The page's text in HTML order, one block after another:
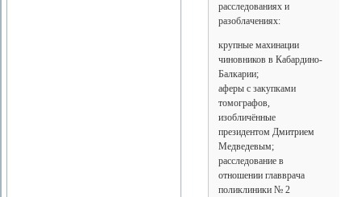
расследованиях и
разоблачениях:
крупные махинации
чиновников в Кабардино-
Балкарии;
аферы с закупками
томографов,
изобличённые
президентом Дмитрием
Медведевым;
расследование в
отношении главврача
поликлиники № 2